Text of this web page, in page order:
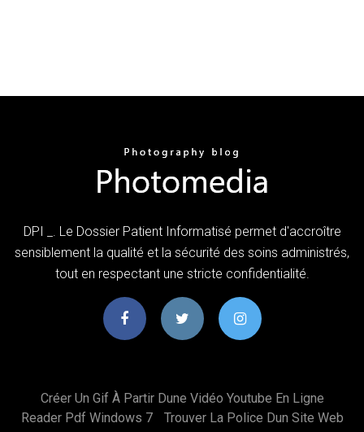
DPI _. Le Dossier Patient Informatisé permet d'accroître
sensiblement la qualité et la sécurité des soins administrés,
tout en respectant une stricte confidentialité.
Créer Un Gif À Partir Dune Vidéo Youtube En Ligne
Reader Pdf Windows 7
Trouver La Police Dun Site Web